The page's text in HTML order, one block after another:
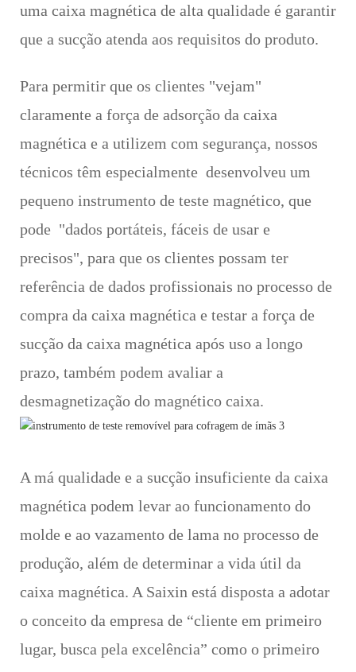
uma caixa magnética de alta qualidade é garantir
que a sucção atenda aos requisitos do produto.
Para permitir que os clientes "vejam"
claramente a força de adsorção da caixa
magnética e a utilizem com segurança, nossos
técnicos têm especialmente desenvolveu um
pequeno instrumento de teste magnético, que
pode "dados portáteis, fáceis de usar e
precisos", para que os clientes possam ter
referência de dados profissionais no processo de
compra da caixa magnética e testar a força de
sucção da caixa magnética após uso a longo
prazo, também podem avaliar a
desmagnetização do magnético caixa.
A má qualidade e a sucção insuficiente da caixa
magnética podem levar ao funcionamento do
molde e ao vazamento de lama no processo de
produção, além de determinar a vida útil da
caixa magnética. A Saixin está disposta a adotar
o conceito da empresa de “cliente em primeiro
lugar, busca pela excelência” como o primeiro